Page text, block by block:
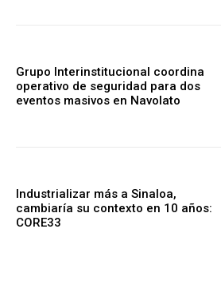
Grupo Interinstitucional coordina
operativo de seguridad para dos
eventos masivos en Navolato
Industrializar más a Sinaloa,
cambiaría su contexto en 10 años:
CORE33